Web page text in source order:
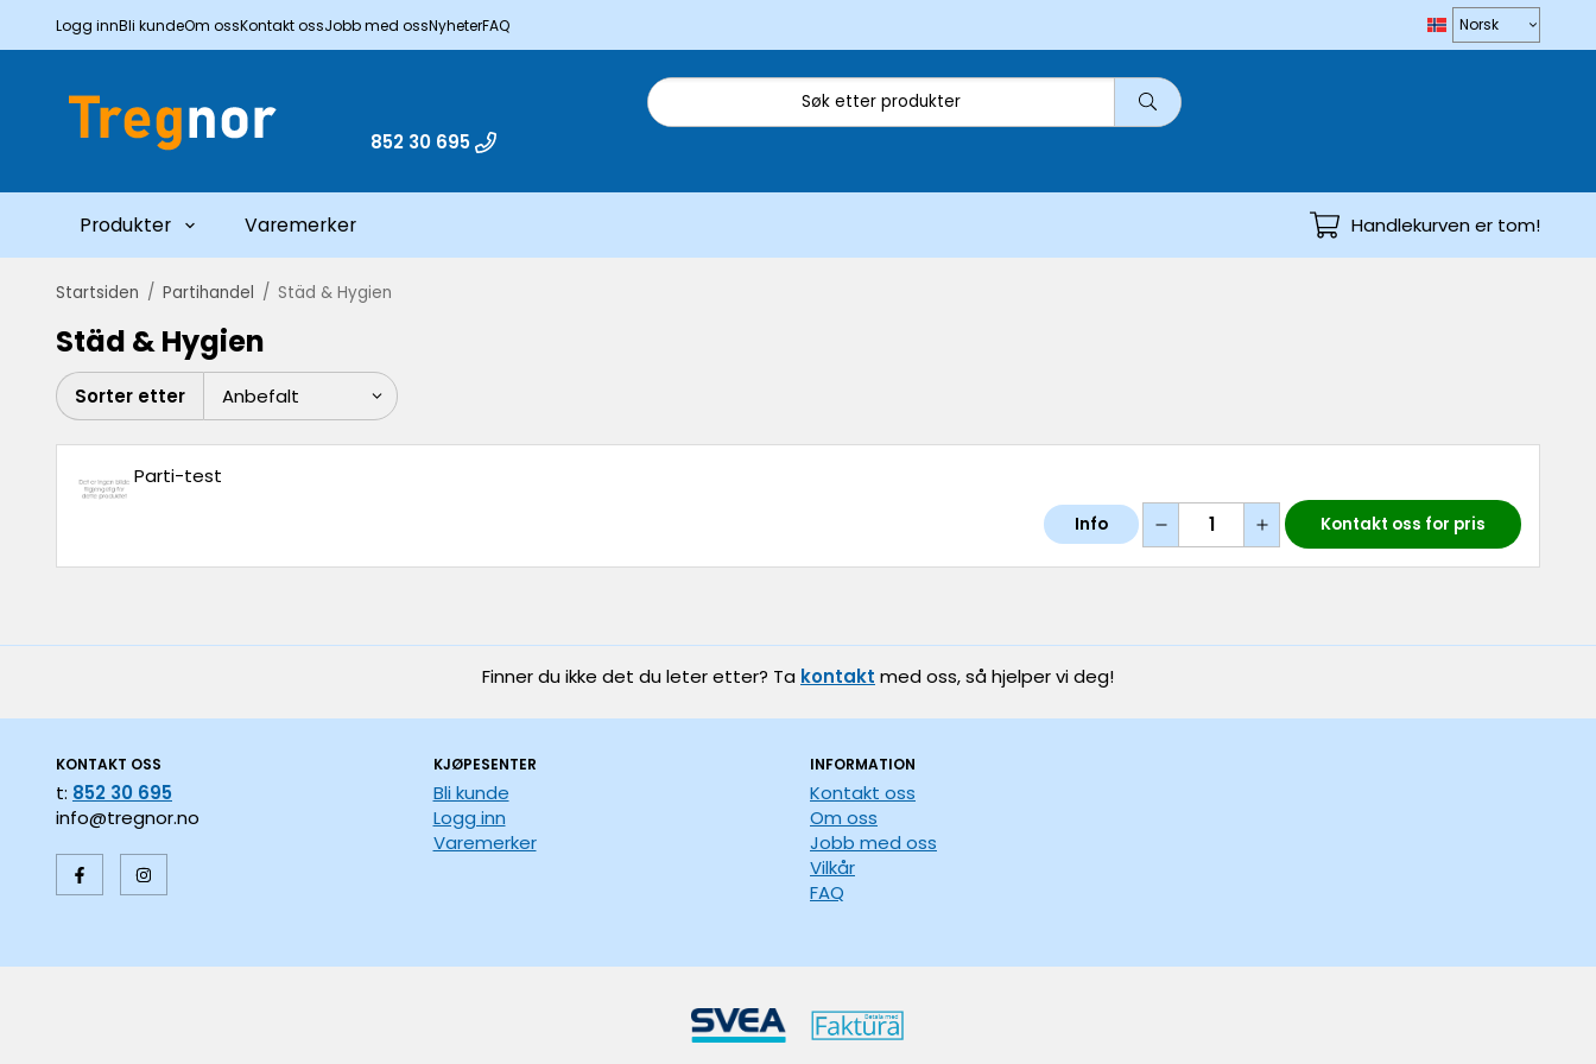
Logg innBli kundeOm ossKontakt ossJobb med ossNyheterFAQ
852 30 695
Produkter Varemerker Handlekurven er tom!
Startsiden / Partihandel / Städ & Hygien
Städ & Hygien
Sorter etter
Parti-test
Info Kontakt oss for pris
Finner du ikke det du leter etter? Ta kontakt med oss, så hjelper vi deg!
KONTAKT OSS
t: 852 30 695
info@tregnor.no
KJØPESENTER
Bli kunde
Logg inn
Varemerker
INFORMATION
Kontakt oss
Om oss
Jobb med oss
Vilkår
FAQ